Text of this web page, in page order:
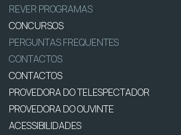
REVER PROGRAMAS
CONCURSOS
PERGUNTAS FREQUENTES
CONTACTOS
CONTACTOS
PROVEDORA DO TELESPECTADOR
PROVEDORA DO OUVINTE
ACESSIBILIDADES